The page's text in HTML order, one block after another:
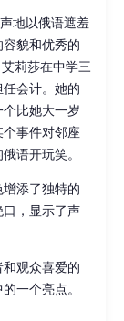
地以俄语遮羞
貌和优秀的
莉莎在中学三
会计。她的
比她大一岁
事件对邻座
语开玩笑。
添了独特的
口，显示了声
观众喜爱的
一个亮点。